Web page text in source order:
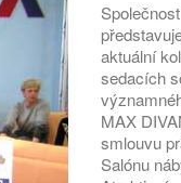
Společnost
aktuální
sedacích
MAX
smlouvu
Salónu